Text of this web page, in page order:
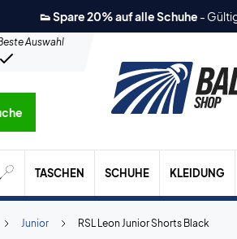
👟 Spare 20% auf alle Schuhe -
Auswahl
TASCHEN SCHUHE KLEIDUNG
RSL Leon Junior Shorts Black
Junior